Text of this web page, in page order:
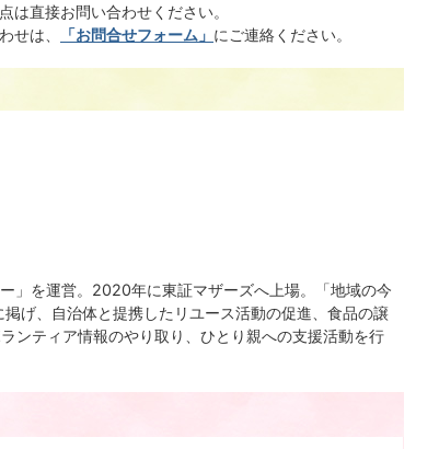
は直接お問い合わせください。
せは、
「お問合せフォーム」 にご連絡ください。
」を運営。2020年に東証マザーズへ上場。「地域の今
げ、自治体と提携したリユース活動の促進、食品の譲
ンティア情報のやり取り、ひとり親への支援活動を行